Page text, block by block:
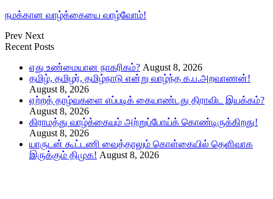
நமக்கான வாழ்க்கையை வாழ்வோம்!
Prev Next
Recent Posts
எது உண்மையான நாகரிகம்? August 8, 2026
தமிழ், தமிழர், தமிழ்நாடு என்று வாழ்ந்த க.ப.அறவாணன்!
August 8, 2026
ஏற்றத் தாழ்வுகளை எப்படிக் கையாண்டது திராவிட இயக்கம்?
August 8, 2026
கிராமத்து வாழ்க்கையும் அற்றுப்போய்க் கொண்டிருக்கிறது!
August 8, 2026
யாருடன் கூட்டணி வைத்தாலும் கொள்கையில் தெளிவாக
இருக்கும் திமுக! August 8, 2026